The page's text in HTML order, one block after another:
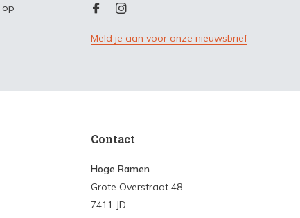
op
Meld je aan voor onze nieuwsbrief
Contact
Hoge Ramen
Grote Overstraat 48
7411 JD